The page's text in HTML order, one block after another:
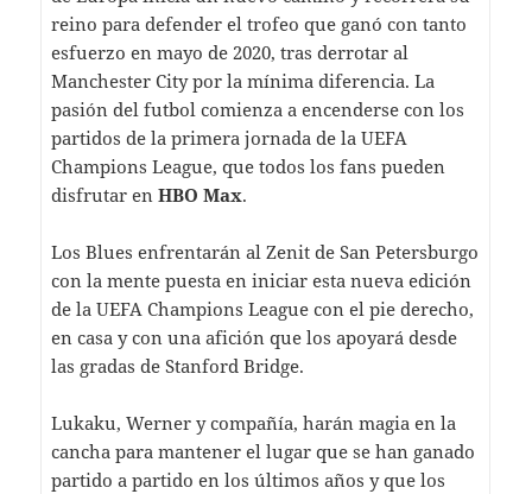
reino para defender el trofeo que ganó con tanto
esfuerzo en mayo de 2020, tras derrotar al
Manchester City por la mínima diferencia. La
pasión del futbol comienza a encenderse con los
partidos de la primera jornada de la UEFA
Champions League, que todos los fans pueden
disfrutar enHBO Max.
Los Blues enfrentarán al Zenit de San Petersburgo
con la mente puesta en iniciar esta nueva edición
de la UEFA Champions League con el pie derecho,
en casa y con una afición que los apoyará desde
las gradas de Stanford Bridge.
Lukaku, Werner y compañía, harán magia en la
cancha para mantener el lugar que se han ganado
partido a partido en los últimos años y que los